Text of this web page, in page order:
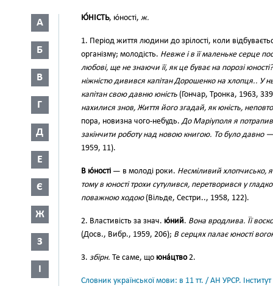
А
Б
В
Г
Д
Е
Є
Ж
З
І
Ю́НІСТЬ, ю́ності, ж.
1. Період життя людини до зрілості, коли
організму; молодість. Невже і в її маленьке серце
любові, ще не знаючи її, як це буває на порозі юності?
ніжністю дивився капітан Дорошенко на хлопця.. У
капітан свою давню юність (Гончар, Тронка, 1963,
нахилися знов, Життя його згадай, як юність,
пора, новизна чого-небудь.До Маріуполя я
закінчити роботу над новою книгою. То було давно —
1959, 11).
В ю́ності — в молоді роки. Несміливий хлопчисько,
тому в юності трохи сутулився, перетворився у
поважною ходою(Вільде, Сестри.., 1958, 122).
2. Властивість за знач. ю́ний. Вона вродлива. Її
(Досв., Вибр., 1959, 206); В серцях палає юності
3. збірн. Те саме, що юна́цтво2.
Словник української мови: в 11 тт. / АН УРСР.